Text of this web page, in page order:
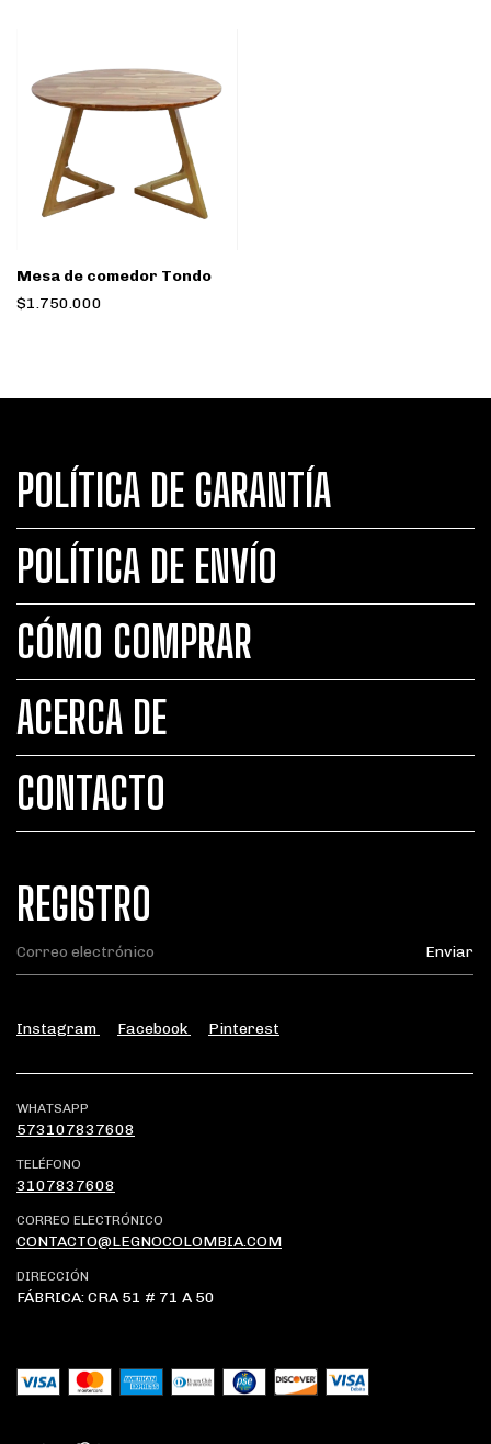
Mesa de comedor Tondo
$1.750.000
POLÍTICA DE GARANTÍA
POLÍTICA DE ENVÍO
CÓMO COMPRAR
ACERCA DE
CONTACTO
REGISTRO
Instagram Facebook Pinterest
WHATSAPP
573107837608
TELÉFONO
3107837608
CORREO ELECTRÓNICO
CONTACTO@LEGNOCOLOMBIA.COM
DIRECCIÓN
FÁBRICA: CRA 51 # 71 A 50